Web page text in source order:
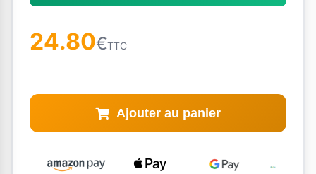
24.80€TTC
Ajouter au panier